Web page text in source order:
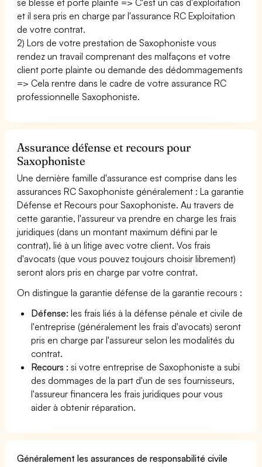
et il sera pris en charge par l'assurance RC Exploitation
de votre contrat.
2) Lors de votre prestation de Saxophoniste vous
rendez un travail comprenant des malfaçons et votre
client porte plainte ou demande des dédommagements
=> Cela rentre dans le cadre de votre assurance RC
professionnelle Saxophoniste.
Assurance défense et recours pour
Saxophoniste
Une dernière famille d'assurance est comprise dans les
assurances RC Saxophoniste généralement : La garantie
Défense et Recours pour Saxophoniste. Au travers de
cette garantie, l'assureur va prendre en charge les frais
juridiques (dans un montant maximum défini par le
contrat), lié à un litige avec votre client. Vos frais
d'avocats (que vous pouvez toujours choisir librement)
seront alors pris en charge par votre contrat.
On distingue la garantie défense de la garantie recours :
Défense: les frais liés à la défense pénale et civile de
l'entreprise (généralement les frais d'avocats) seront
pris en charge par l'assureur selon les modalités du
contrat.
Recours : si votre entreprise de Saxophoniste a subi
des dommages de la part d'un de ses fournisseurs,
l'assureur financera les frais juridiques pour vous
aider à obtenir réparation.
Généralement les assurances de responsabilité civile